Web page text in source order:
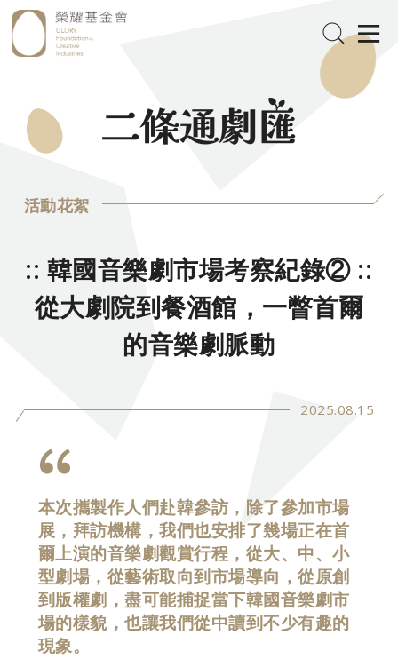
活動花絮
2025.08.15
:: 韓國音樂劇市場考察紀錄② ::
從大劇院到餐酒館，一瞥首爾
的音樂劇脈動
本次攜製作人們赴韓參訪，除了參加市場
展，拜訪機構，我們也安排了幾場正在首
爾上演的音樂劇觀賞行程，從大、中、小
型劇場，從藝術取向到市場導向，從原創
到版權劇，盡可能捕捉當下韓國音樂劇市
場的樣貌，也讓我們從中讀到不少有趣的
現象。